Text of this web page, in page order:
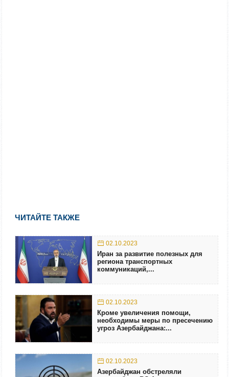
ЧИТАЙТЕ ТАКЖЕ
02.10.2023
Иран за развитие полезных для
региона транспортных
коммуникаций,...
02.10.2023
Кроме увеличения помощи,
необходимы меры по пресечению
угроз Азербайджана:...
02.10.2023
Азербайджан обстреляли